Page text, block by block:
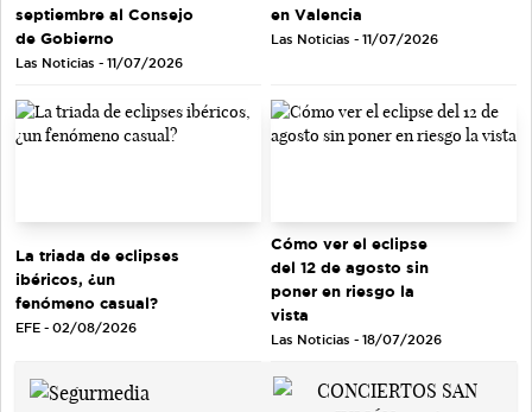
septiembre al Consejo
de Gobierno
Las Noticias - 11/07/2026
en Valencia
Las Noticias - 11/07/2026
La triada de eclipses
ibéricos, ¿un
fenómeno casual?
EFE - 02/08/2026
Cómo ver el eclipse
del 12 de agosto sin
poner en riesgo la
vista
Las Noticias - 18/07/2026